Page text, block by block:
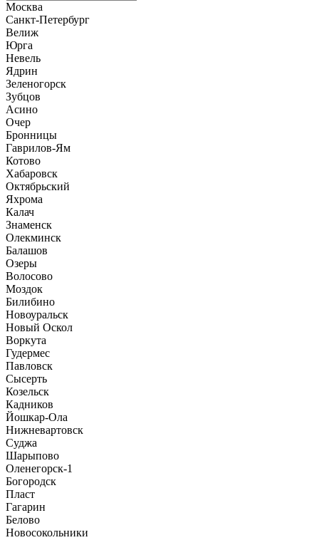
Москва
Санкт-Петербург
Велиж
Юрга
Невель
Ядрин
Зеленогорск
Зубцов
Асино
Очер
Бронницы
Гаврилов-Ям
Котово
Хабаровск
Октябрьский
Яхрома
Калач
Знаменск
Олекминск
Балашов
Озеры
Волосово
Моздок
Билибино
Новоуральск
Новый Оскол
Воркута
Гудермес
Павловск
Сысерть
Козельск
Кадников
Йошкар-Ола
Нижневартовск
Суджа
Шарыпово
Оленегорск-1
Богородск
Пласт
Гагарин
Белово
Новосокольники